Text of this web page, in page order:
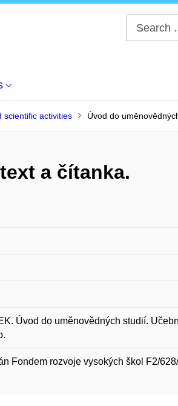
scientific activities Úvod do
a čítanka.
Úvod do uměnovědných studií.
Fondem rozvoje vysokých škol F2/